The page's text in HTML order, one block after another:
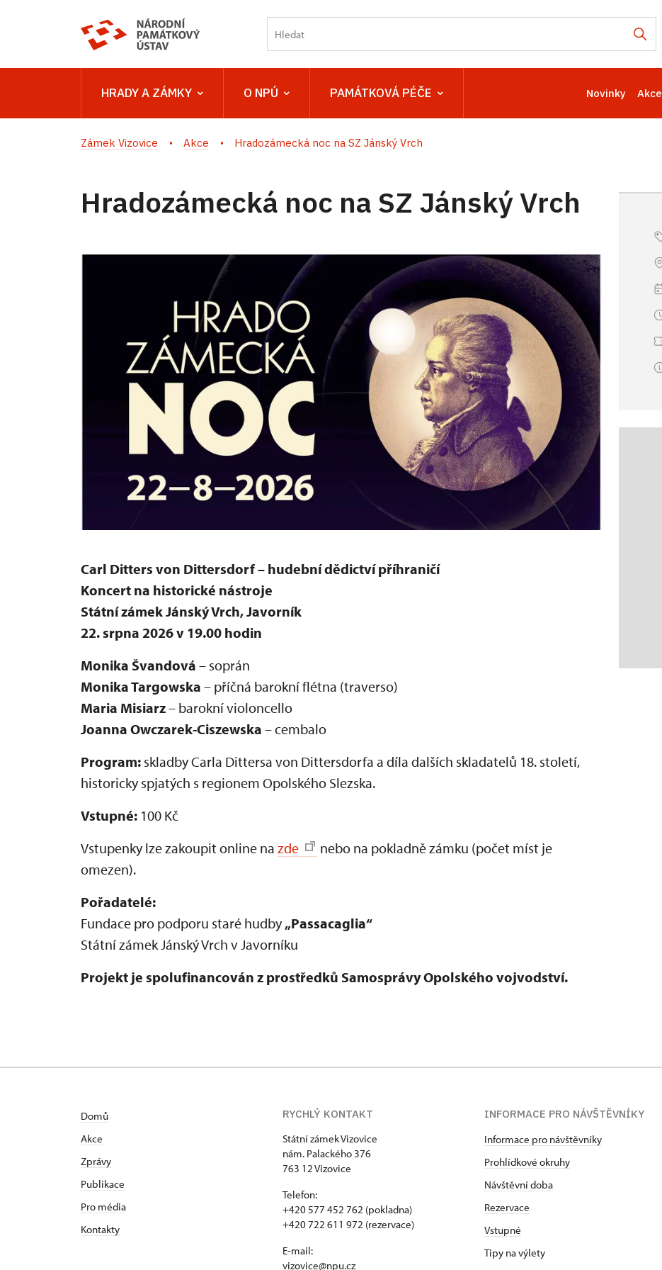
HRADY A ZÁMKY O NPÚ PAMÁTKOVÁ PÉČE Novinky Akce
Zámek Vizovice Akce Hradozámecká noc na SZ Jánský Vrch
Hradozámecká noc na SZ Jánský Vrch
Carl Ditters von Dittersdorf – hudební dědictví příhraničí
Koncert na historické nástroje
Státní zámek Jánský Vrch, Javorník
22. srpna 2026 v 19.00 hodin
Monika Švandová – soprán
Monika Targowska – příčná barokní flétna (traverso)
Maria Misiarz– barokní violoncello
Joanna Owczarek-Ciszewska – cembalo
Program: skladby Carla Dittersa von Dittersdorfa a díla dalších skladatelů 18. století,
historicky spjatých s regionem Opolského Slezska.
Vstupné: 100 Kč
Vstupenky lze zakoupit online na zde
nebo na pokladně zámku (počet míst je
omezen).
Pořadatelé:
Fundace pro podporu staré hudby „Passacaglia“
Státní zámek Jánský Vrch v Javorníku
Projekt je spolufinancován z prostředků Samosprávy Opolského vojvodství.
Domů
Akce
Zprávy
Publikace
Pro média
Kontakty
RYCHLÝ KONTAKT
Státní zámek Vizovice
nám. Palackého 376
763 12 Vizovice
Telefon:
+420 577 452 762 (pokladna)
+420 722 611 972 (rezervace)
E-mail:
vizovice@npu.cz
INFORMACE PRO NÁVŠTĚVNÍKY
Informace pro návštěvníky
Prohlídkové okruhy
Návštěvní doba
Rezervace
Vstupné
Tipy na výlety